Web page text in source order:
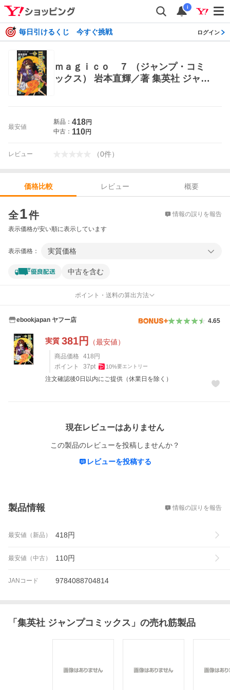
i
毎日引けるくじ 今すぐ挑戦 ログイン
ｍａｇｉｃｏ ７ （ジャンプ・コミ
ックス） 岩本直輝／著 集英社 ジャン
最安値
新品： 418円
中古： 110円
レビュー （0件）
価格比較 レビュー
概要
全1件 情報の誤りを報告
表示価格が安い順に表示しています
表示価格： 実質価格
中古を含む
ポイント・送料の算出方法
ebookjapan ヤフー店 4.65
実質 381円 （最安値）
商品価格 418 円
ポイント
37pt 10%要エントリー
注文確認後0日以内にご提供（休業日を除く）
現在レビューはありません
この製品のレビューを投稿しませんか？
レビューを投稿する
製品情報 情報の誤りを報告
最安値（新品） 418円
最安値（中古） 110円
JANコード 9784088704814
「 集英社 ジャンプコミックス 」の売れ筋製品